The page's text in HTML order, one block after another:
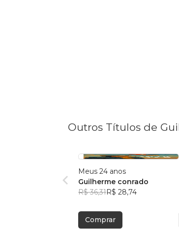
Outros Títulos de
Meus 24 anos
Guilherme conrado
R$ 36,31R$ 28,74
Comprar